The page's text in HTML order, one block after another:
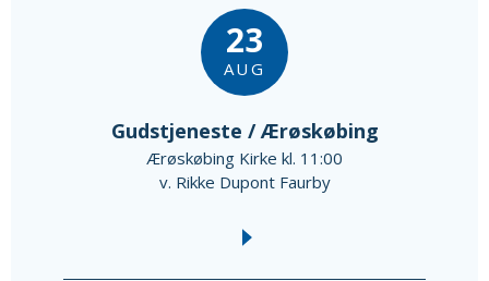
23
AUG
Gudstjeneste / Ærøskøbing
Ærøskøbing Kirke kl. 11:00
v. Rikke Dupont Faurby